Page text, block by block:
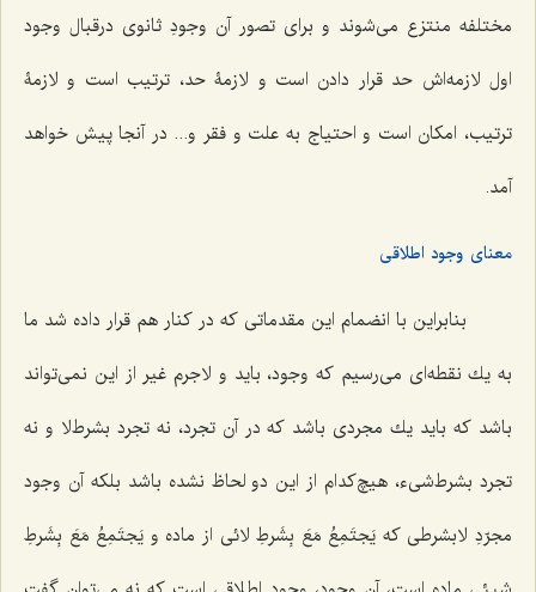
مختلفه منتزع مى‌شوند و براى تصور آن وجودِ ثانوى درقبال وجود
اول لازمه‌اش حد قرار دادن است و لازمۀ حد، ترتیب است و لازمۀ
ترتیب، امكان است و احتیاج به علت و فقر و... در آنجا پیش خواهد
آمد.
معنای وجود اطلاقی
بنابراین با انضمام این مقدماتى كه در كنار هم قرار داده شد ما
به یك نقطه‌اى مى‌رسیم كه وجود، باید و لاجرم غیر از این نمى‌تواند
باشد که باید یك مجردى باشد كه در آن تجرد، نه تجرد بشرط‌‌لا و نه
تجرد بشرط‌شی‌ء، هیچ‌کدام از این دو لحاظ نشده باشد بلكه آن وجود
مجرّدِ لابشرطى كه یَجتَمِعُ مَعَ بِشَرطِ لائى از ماده و یَجتَمِعُ مَعَ بِشَرطِ